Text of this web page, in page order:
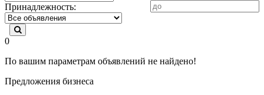
Принадлежность:
0
По вашим параметрам объявлений не найдено!
Предложения бизнеса